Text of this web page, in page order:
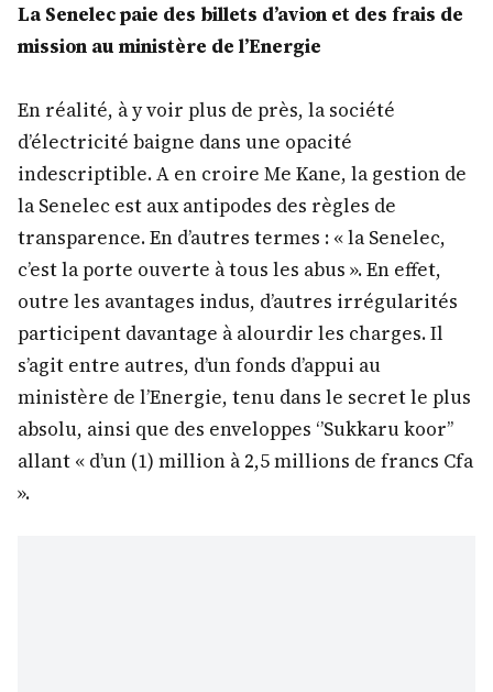
La Senelec paie des billets d’avion et des frais de
mission au ministère de l’Energie
En réalité, à y voir plus de près, la société
d’électricité baigne dans une opacité
indescriptible. A en croire Me Kane, la gestion de
la Senelec est aux antipodes des règles de
transparence. En d’autres termes : « la Senelec,
c’est la porte ouverte à tous les abus ». En effet,
outre les avantages indus, d’autres irrégularités
participent davantage à alourdir les charges. Il
s’agit entre autres, d’un fonds d’appui au
ministère de l’Energie, tenu dans le secret le plus
absolu, ainsi que des enveloppes ‘’Sukkaru koor’’
allant « d’un (1) million à 2,5 millions de francs Cfa
».